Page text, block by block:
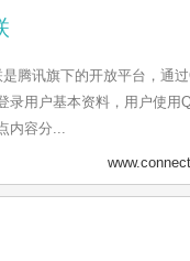
是腾讯旗下的开放平台，通
录用户基本资料，用户使用
内容分...